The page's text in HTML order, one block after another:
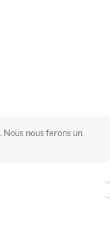
. Nous nous ferons un